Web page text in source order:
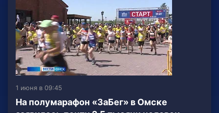
1 июня в 09:45
На полумарафон «ЗаБег» в Омске